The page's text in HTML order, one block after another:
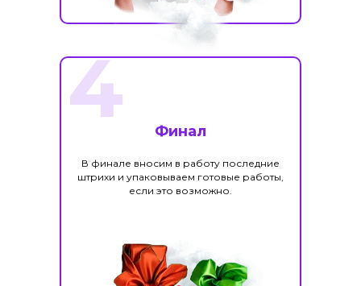
Финал
В финале вносим в работу последние
штрихи и упаковываем готовые работы,
если это возможно.
4